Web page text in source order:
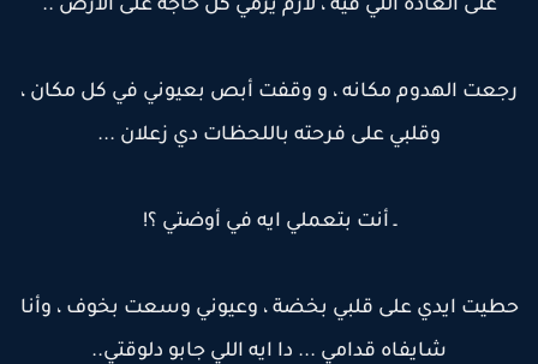
على العادة اللي فيه ، لازم يرمي كل حاجة على الأرض ..
رجعت الهدوم مكانه ، و وقفت أبص بعيوني في كل مكان ،
وقلبي على فرحته باللحظات دي زعلان ...
ـ أنت بتعملي ايه في أوضتي ؟!
ايدي على قلبي بخضة ، وعيوني وسعت بخوف ، وأنا
شايفاه قدامي ... دا ايه اللي جابو دلوقتي..